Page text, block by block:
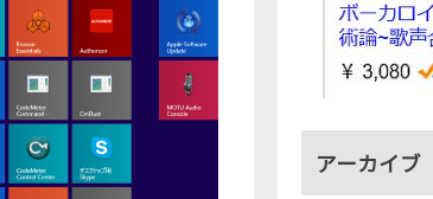
アーカイブ